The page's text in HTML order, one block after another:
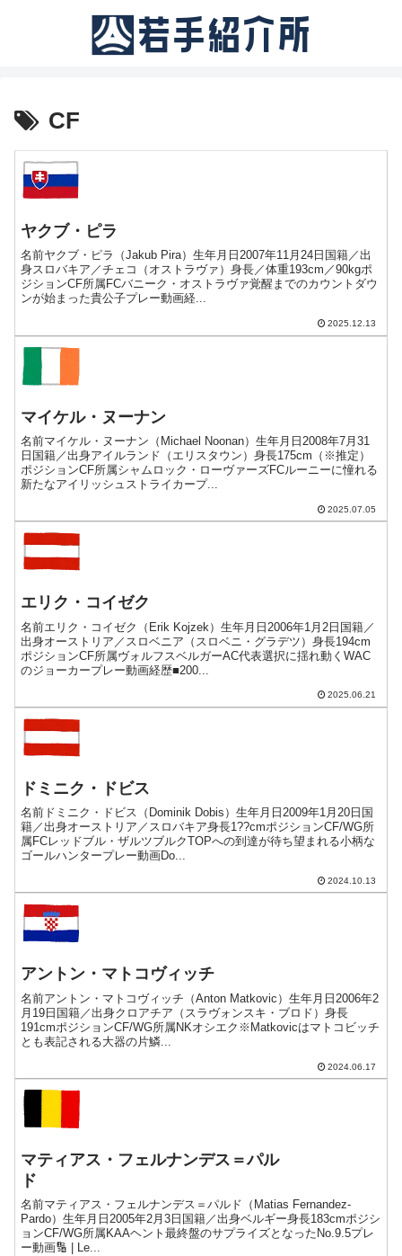
CF
ヤクブ・ピラ
名前ヤクブ・ピラ（Jakub Pira）生年月日2007年11月24日国籍／出
身スロバキア／チェコ（オストラヴァ）身長／体重193cm／90kgポ
ジションCF所属FCバニーク・オストラヴァ覚醒までのカウントダウ
ンが始まった貴公子プレー動画経...
2025.12.13
マイケル・ヌーナン
名前マイケル・ヌーナン（Michael Noonan）生年月日2008年7月31
日国籍／出身アイルランド（エリスタウン）身長175cm（※推定）
ポジションCF所属シャムロック・ローヴァーズFCルーニーに憧れる
新たなアイリッシュストライカープ...
2025.07.05
エリク・コイゼク
名前エリク・コイゼク（Erik Kojzek）生年月日2006年1月2日国籍／
出身オーストリア／スロベニア（スロベニ・グラデツ）身長194cm
ポジションCF所属ヴォルフスベルガーAC代表選択に揺れ動くWAC
のジョーカープレー動画経歴■200...
2025.06.21
ドミニク・ドビス
名前ドミニク・ドビス（Dominik Dobis）生年月日2009年1月20日国
籍／出身オーストリア／スロバキア身長1??cmポジションCF/WG所
属FCレッドブル・ザルツブルクTOPへの到達が待ち望まれる小柄な
ゴールハンタープレー動画Do...
2024.10.13
アントン・マトコヴィッチ
名前アントン・マトコヴィッチ（Anton Matkovic）生年月日2006年2
月19日国籍／出身クロアチア（スラヴォンスキ・ブロド）身長
191cmポジションCF/WG所属NKオシエク※Matkovicはマトコビッチ
とも表記される大器の片鱗...
2024.06.17
マティアス・フェルナンデス＝パル
ド
名前マティアス・フェルナンデス＝パルド（Matias Fernandez-
Pardo）生年月日2005年2月3日国籍／出身ベルギー身長183cmポジシ
ョンCF/WG所属KAAヘント最終盤のサプライズとなったNo.9.5プレ
ー動画🔢 | Le...